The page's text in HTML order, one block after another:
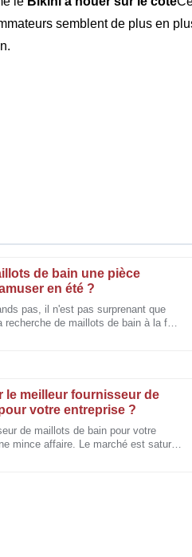
semblent de plus en
de bain une pièce
en été ?
pas, il n'est pas surprenant que
de maillots de bain à la fois
le meilleur fournisseur de
votre entreprise ?
de maillots de bain pour votre
mince affaire. Le marché est saturé,
rapide et le personnel très